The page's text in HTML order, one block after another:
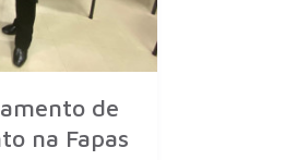
de
na Fapas